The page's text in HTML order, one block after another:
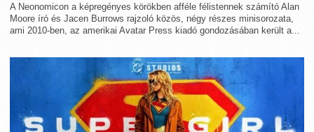
A Neonomicon a képregényes körökben afféle félistennek számító Alan
Moore író és Jacen Burrows rajzoló közös, négy részes minisorozata,
ami 2010-ben, az amerikai Avatar Press kiadó gondozásában került a...